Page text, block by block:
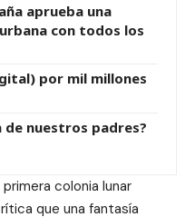
aprueba una
con todos los
por mil millones
de nuestros padres?
colonia lunar
que una fantasía